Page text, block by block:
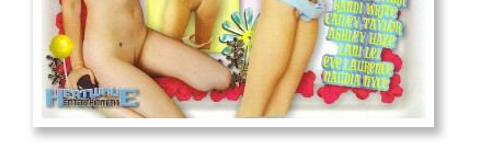
And Confused #8 - ...